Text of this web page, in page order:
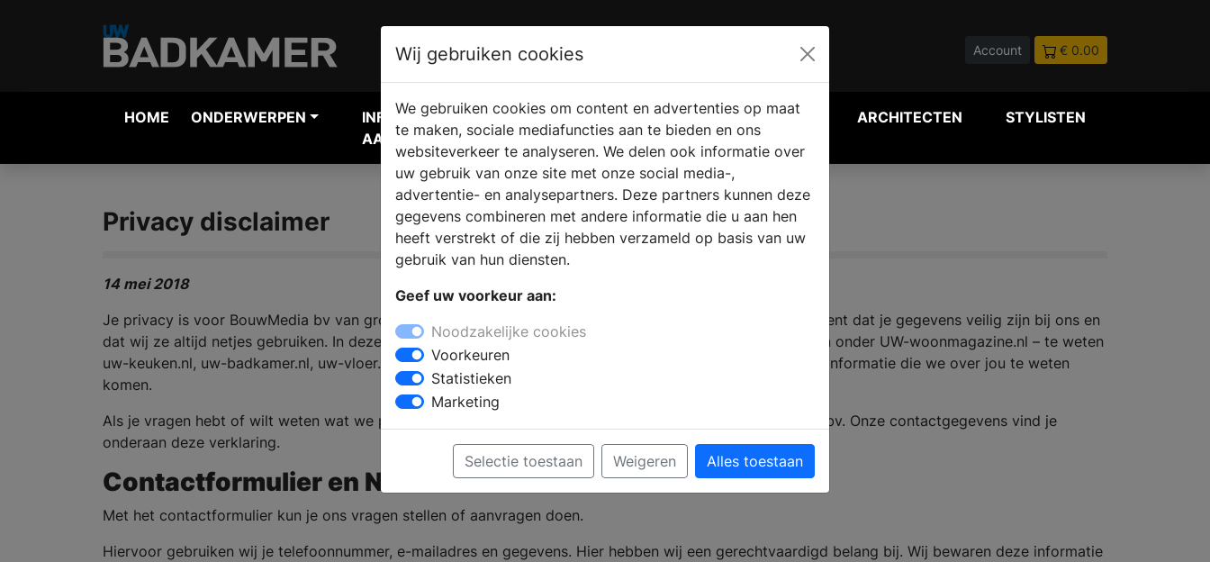
Account € 0.00
HOME ONDERWERPEN
INFORMATIE
AANVRAGEN
VERKOOPLOCATIE
VINDEN
WEBSHOP ARCHITECTEN STYLISTEN
Privacy disclaimer
14 mei 2018
Je privacy is voor BouwMedia bv van groot belang. Wij houden ons dan ook aan de privacywet. Dit betekent dat je gegevens veilig zijn bij ons en
dat wij ze altijd netjes gebruiken. In deze privacyverklaring leggen we uit wat we bij de websites die vallen onder UW-woonmagazine.nl – te weten
uw-keuken.nl, uw-badkamer.nl, uw-vloer.nl, uw-haard.nl, uw-tuin.nl & uw-zwembad.nl - allemaal doen met informatie die we over jou te weten
komen.
Als je vragen hebt of wilt weten wat we precies van jou bijhouden, neem dan contact op met BouwMedia bv. Onze contactgegevens vind je
onderaan deze verklaring.
Contactformulier en Nieuwsbrief
Met het contactformulier kun je ons vragen stellen of aanvragen doen.
Hiervoor gebruiken wij je telefoonnummer, e-mailadres en gegevens. Hier hebben wij een gerechtvaardigd belang bij. Wij bewaren deze informatie
Wij gebruiken cookies
We gebruiken cookies om content en advertenties op maat
te maken, sociale mediafuncties aan te bieden en ons
websiteverkeer te analyseren. We delen ook informatie over
uw gebruik van onze site met onze social media-,
advertentie- en analysepartners. Deze partners kunnen deze
gegevens combineren met andere informatie die u aan hen
heeft verstrekt of die zij hebben verzameld op basis van uw
gebruik van hun diensten.
Geef uw voorkeur aan:
Noodzakelijke cookies
Voorkeuren
Statistieken
Marketing
Selectie toestaan Weigeren Alles toestaan